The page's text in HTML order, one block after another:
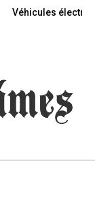
Véhicules